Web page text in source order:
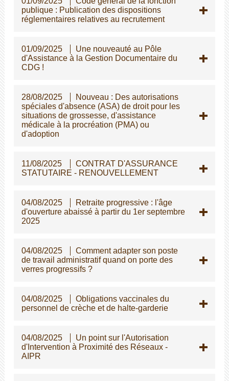
publique : Publication des dispositions
réglementaires relatives au recrutement
01/09/2025
Une nouveauté au Pôle
d'Assistance à la Gestion Documentaire du
CDG !
28/08/2025
Nouveau : Des autorisations
spéciales d'absence (ASA) de droit pour les
situations de grossesse, d'assistance
médicale à la procréation (PMA) ou
d'adoption
11/08/2025
CONTRAT D'ASSURANCE
STATUTAIRE - RENOUVELLEMENT
04/08/2025
Retraite progressive : l'âge
d'ouverture abaissé à partir du 1er septembre
2025
04/08/2025
Comment adapter son poste
de travail administratif quand on porte des
verres progressifs ?
04/08/2025
Obligations vaccinales du
personnel de crèche et de halte-garderie
04/08/2025
Un point sur l'Autorisation
d'Intervention à Proximité des Réseaux -
AIPR